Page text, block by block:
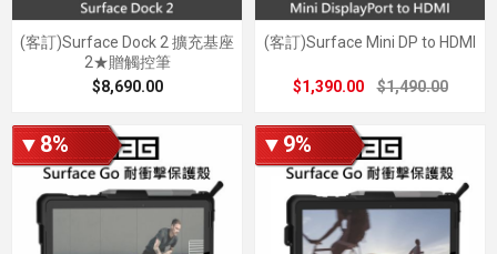
(客訂)Surface Dock 2 擴充基座
2★贈觸控筆
$8,690.00
(客訂)Surface Mini DP to HDMI
$1,390.00 $1,490.00
▼8% ▼9%